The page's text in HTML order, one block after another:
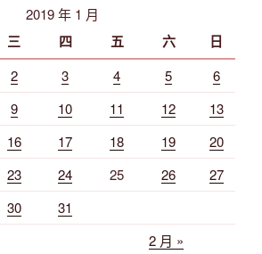
2019 年 1 月
三 四 五 六 日
2 3 4 5
6
9 10 11 12
13
16 17 18 19
20
23 24 25 26
27
30
31
2 月 »